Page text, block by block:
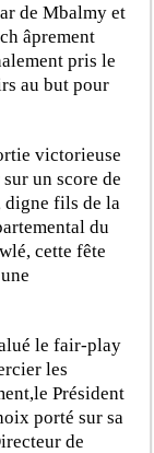
de Mbalmy et
âprement
pris le
au but pour
victorieuse
un score de
digne fils de la
du
cette fête
le fair-play
les
Président
porté sur sa
de